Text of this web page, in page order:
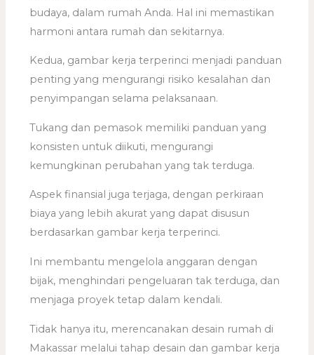
budaya, dalam rumah Anda. Hal ini memastikan
harmoni antara rumah dan sekitarnya.
Kedua, gambar kerja terperinci menjadi panduan
penting yang mengurangi risiko kesalahan dan
penyimpangan selama pelaksanaan.
Tukang dan pemasok memiliki panduan yang
konsisten untuk diikuti, mengurangi
kemungkinan perubahan yang tak terduga.
Aspek finansial juga terjaga, dengan perkiraan
biaya yang lebih akurat yang dapat disusun
berdasarkan gambar kerja terperinci.
Ini membantu mengelola anggaran dengan
bijak, menghindari pengeluaran tak terduga, dan
menjaga proyek tetap dalam kendali.
Tidak hanya itu, merencanakan desain rumah di
Makassar melalui tahap desain dan gambar kerja